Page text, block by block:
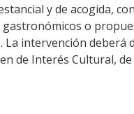
y de acogida,
o
intervención deberá
de Interés Cultural,